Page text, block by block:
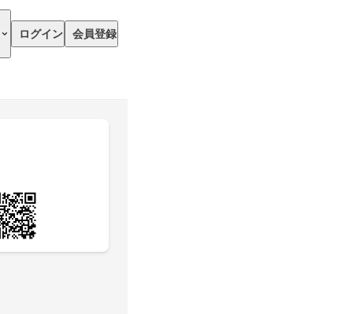
ログイン 会員登録